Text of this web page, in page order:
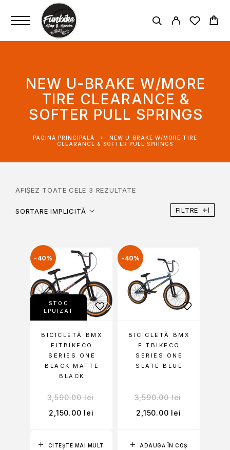
NEW U-BRAKE W/MORE
TIRE CLEARANCE &
SOFTER PULL SPRINGS
PAGINĂ PRINCIPALĂ
NEW U-BRAKE W/MORE TIRE
CLEARANCE & SOFTER PULL SPRINGS
AFIȘEZ TOATE CELE 3 REZULTATE
SORTARE IMPLICITĂ FILTRE
-40%
STOC
EPUIZAT
CITEȘTE MAI MULT
BICICLETĂ BMX
FITBIKECO
SERIES ONE
BLACK MATTE
BLACK
3,590.00lei
2,150.00 lei
-40%
ADAUGĂ ÎN COȘ
BICICLETĂ BMX
FITBIKECO
SERIES ONE
SLATE BLUE
3,590.00lei
2,150.00 lei